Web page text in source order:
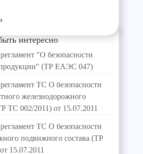
интересно
"О безопасности
продукции" (ТР ЕАЭС 047)
ТС О безопасности
железнодорожного
ТС 002/2011) от 15.07.2011
ТС О безопасности
подвижного состава (ТР
15.07.2011